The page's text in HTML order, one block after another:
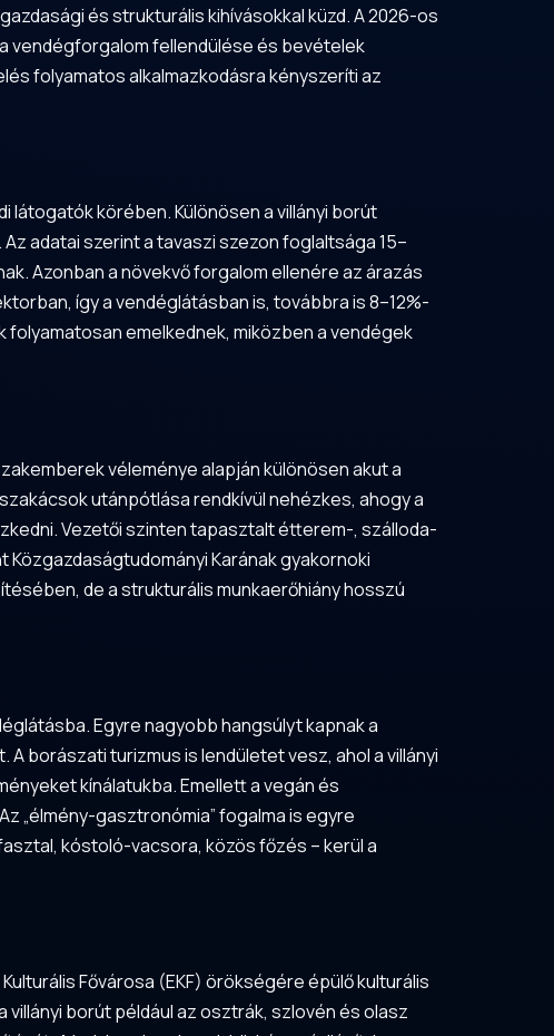
és strukturális kihívásokkal küzd. A 2026-os
vendégforgalom fellendülése és bevételek
folyamatos alkalmazkodásra kényszeríti az
látogatók körében. Különösen a villányi borút
adatai szerint a tavaszi szezon foglaltsága 15–
Azonban a növekvő forgalom ellenére az árazás
így a vendéglátásban is, továbbra is 8–12%-
emelkednek, miközben a vendégek
véleménye alapján különösen akut a
utánpótlása rendkívül nehézkes, ahogy a
Vezetői szinten tapasztalt étterem-, szálloda-
Közgazdaságtudományi Karának gyakornoki
de a strukturális munkaerőhiány hosszú
Egyre nagyobb hangsúlyt kapnak a
borászati turizmus is lendületet vesz, ahol a villányi
kínálatukba. Emellett a vegán és
„élmény-gasztronómia” fogalma is egyre
kóstoló-vacsora, közös főzés – kerül a
Fővárosa (EKF) örökségére épülő kulturális
borút például az osztrák, szlovén és olasz